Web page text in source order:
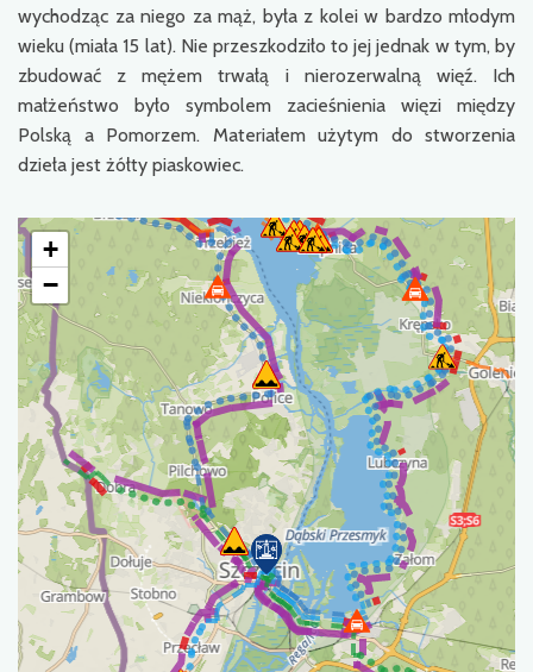
wychodząc za niego za mąż, była z kolei w bardzo młodym
wieku (miała 15 lat). Nie przeszkodziło to jej jednak w tym, by
zbudować z mężem trwałą i nierozerwalną więź. Ich
małżeństwo było symbolem zacieśnienia więzi między
Polską a Pomorzem. Materiałem użytym do stworzenia
dzieła jest żółty piaskowiec.
+
−